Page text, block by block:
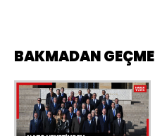
BAKMADAN GEÇME